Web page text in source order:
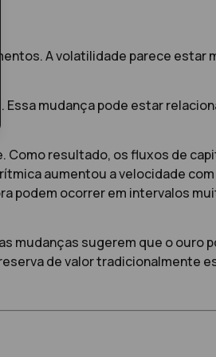
A volatilidade parece estar
mudança pode estar
Como resultado, os fluxos de
aumentou a velocidade
podem ocorrer em intervalos
mudanças sugerem que o ouro
de valor tradicionalmente